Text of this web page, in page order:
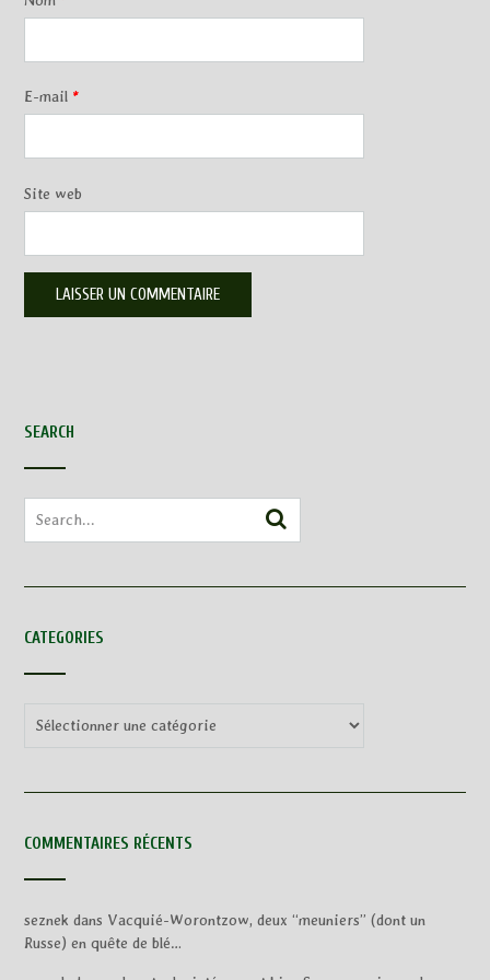
E-mail *
Site web
SEARCH
CATEGORIES
COMMENTAIRES RÉCENTS
seznek dans Vacquié-Worontzow, deux “meuniers” (dont un
Russe) en quête de blé…